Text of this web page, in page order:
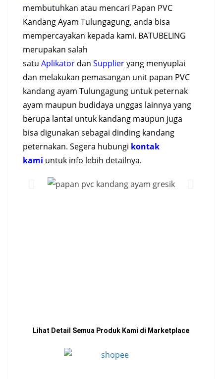
membutuhkan atau mencari Papan PVC
Kandang Ayam Tulungagung, anda bisa
mempercayakan kepada kami. BATUBELING
merupakan salah
satu Aplikator dan Supplieryang menyuplai
dan melakukan pemasangan unit papan PVC
kandang ayam Tulungagung untuk peternak
ayam maupun budidaya unggas lainnya yang
berupa lantai untuk kandang maupun juga
bisa digunakan sebagai dinding kandang
peternakan. Segera hubungi kontak
kami untuk info lebih detailnya.
Lihat Detail Semua Produk Kami di Marketplace